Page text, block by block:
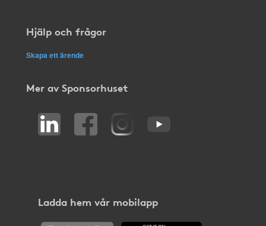
Hjälp och frågor
Skapa ett ärende
Mer av Sponsorhuset
Ladda hem vår mobilapp